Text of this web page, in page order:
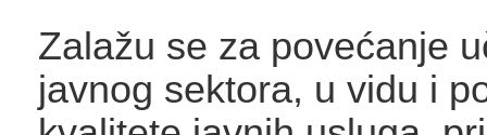
Zalažu se za povećanje
javnog sektora, u vidu i